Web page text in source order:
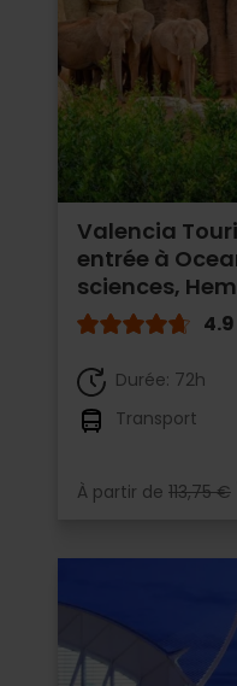
Valencia
entrée à
sciences,
4.9
Durée: 72h
Transport
À partir de 113,75 €